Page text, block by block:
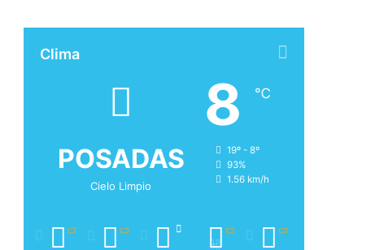
Clima
POSADAS
Cielo Limpio
8 ℃
19º - 8º
93%
1.56 km/h